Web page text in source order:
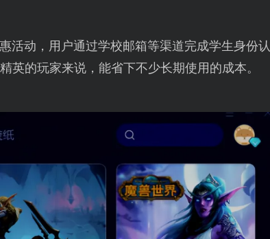
活动，用户通过学校邮箱等渠道完成学生身份认
的玩家来说，能省下不少长期使用的成本。